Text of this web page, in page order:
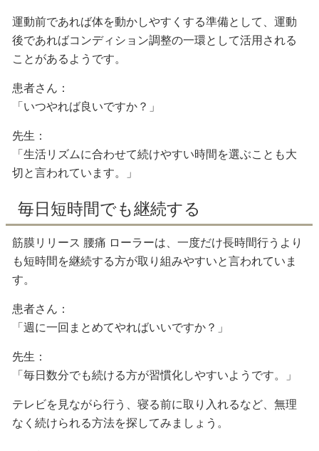
運動前であれば体を動かしやすくする準備として、運動
後であればコンディション調整の一環として活用される
ことがあるようです。
患者さん：
「いつやれば良いですか？」
先生：
「生活リズムに合わせて続けやすい時間を選ぶことも大
切と言われています。」
毎日短時間でも継続する
筋膜リリース 腰痛 ローラーは、一度だけ長時間行うより
も短時間を継続する方が取り組みやすいと言われていま
す。
患者さん：
「週に一回まとめてやればいいですか？」
先生：
「毎日数分でも続ける方が習慣化しやすいようです。」
テレビを見ながら行う、寝る前に取り入れるなど、無理
なく続けられる方法を探してみましょう。